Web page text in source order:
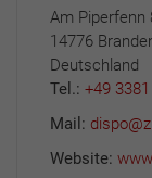
Am Piperfenn
14776
Deutschland
Tel.: +49
Mail:
Website: